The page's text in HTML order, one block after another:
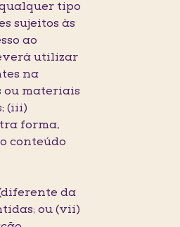
tipo
sujeitos às
ao
utilizar
na
ou materiais
(iii)
forma,
conteúdo
da
ou (vii)